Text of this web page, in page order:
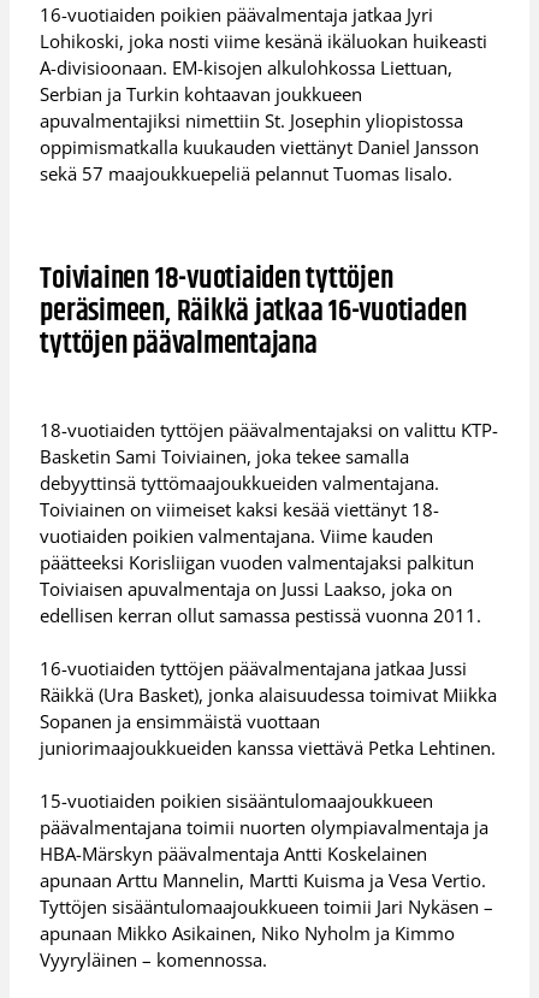
16-vuotiaiden poikien päävalmentaja jatkaa Jyri
Lohikoski, joka nosti viime kesänä ikäluokan huikeasti
A-divisioonaan. EM-kisojen alkulohkossa Liettuan,
Serbian ja Turkin kohtaavan joukkueen
apuvalmentajiksi nimettiin St. Josephin yliopistossa
oppimismatkalla kuukauden viettänyt Daniel Jansson
sekä 57 maajoukkuepeliä pelannut Tuomas Iisalo.
Toiviainen 18-vuotiaiden tyttöjen
peräsimeen, Räikkä jatkaa 16-vuotiaden
tyttöjen päävalmentajana
18-vuotiaiden tyttöjen päävalmentajaksi on valittu KTP-
Basketin Sami Toiviainen, joka tekee samalla
debyyttinsä tyttömaajoukkueiden valmentajana.
Toiviainen on viimeiset kaksi kesää viettänyt 18-
vuotiaiden poikien valmentajana. Viime kauden
päätteeksi Korisliigan vuoden valmentajaksi palkitun
Toiviaisen apuvalmentaja on Jussi Laakso, joka on
edellisen kerran ollut samassa pestissä vuonna 2011.
16-vuotiaiden tyttöjen päävalmentajana jatkaa Jussi
Räikkä (Ura Basket), jonka alaisuudessa toimivat Miikka
Sopanen ja ensimmäistä vuottaan
juniorimaajoukkueiden kanssa viettävä Petka Lehtinen.
15-vuotiaiden poikien sisääntulomaajoukkueen
päävalmentajana toimii nuorten olympiavalmentaja ja
HBA-Märskyn päävalmentaja Antti Koskelainen
apunaan Arttu Mannelin, Martti Kuisma ja Vesa Vertio.
Tyttöjen sisääntulomaajoukkueen toimii Jari Nykäsen –
apunaan Mikko Asikainen, Niko Nyholm ja Kimmo
Vyyryläinen – komennossa.